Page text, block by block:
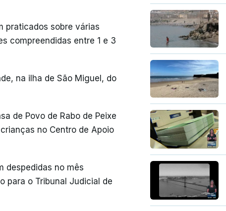
praticados sobre várias
compreendidas entre 1 e 3
na ilha de São Miguel, do
de Povo de Rabo de Peixe
no Centro de Apoio
despedidas no mês
para o Tribunal Judicial de